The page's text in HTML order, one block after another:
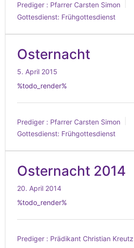
Prediger : Pfarrer Carsten Simon
Gottesdienst: Frühgottesdienst
Osternacht
5. April 2015
%todo_render%
Prediger : Pfarrer Carsten Simon
Gottesdienst: Frühgottesdienst
Osternacht 2014
20. April 2014
%todo_render%
Prediger : Prädikant Christian Kreutz